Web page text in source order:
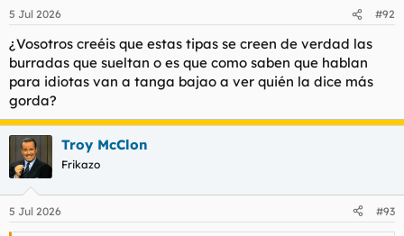
e
5 Jul 2026 #92
¿Vosotros creéis que estas tipas se creen de verdad las
burradas que sueltan o es que como saben que hablan
para idiotas van a tanga bajao a ver quién la dice más
gorda?
Troy McClon
Frikazo
5 Jul 2026 #93